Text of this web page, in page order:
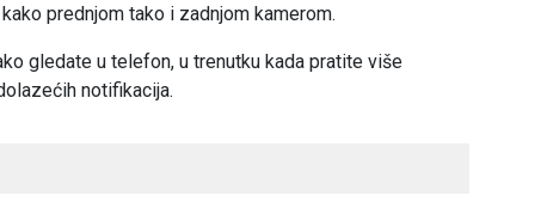
prednjom tako i zadnjom kamerom.
gledate u telefon, u trenutku kada pratite više
notifikacija.